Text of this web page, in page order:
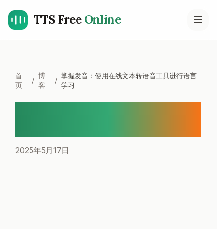
TTS FreeOnline
首
页
/
博
客
/
掌握发音：使用在线文本转语音工具进行语言
学习
2025年5月17日